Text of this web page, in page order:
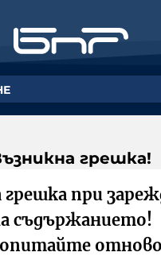
грешка!
грешка при
съдържанието!